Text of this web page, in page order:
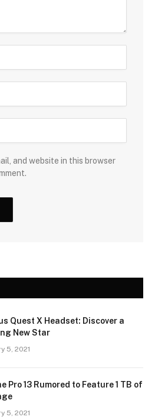
and website in this browser
Quest X Headset: Discover a
New Star
5, 2021
Pro 13 Rumored to Feature 1 TB of
5, 2021